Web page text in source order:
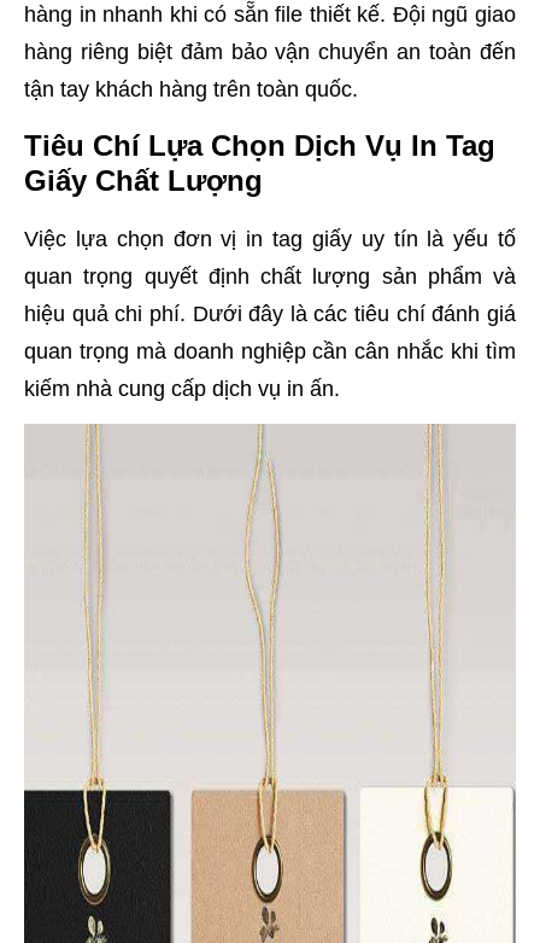
hàng in nhanh khi có sẵn file thiết kế. Đội ngũ giao
hàng riêng biệt đảm bảo vận chuyển an toàn đến
tận tay khách hàng trên toàn quốc.
Tiêu Chí Lựa Chọn Dịch Vụ In Tag
Giấy Chất Lượng
Việc lựa chọn đơn vị in tag giấy uy tín là yếu tố
quan trọng quyết định chất lượng sản phẩm và
hiệu quả chi phí. Dưới đây là các tiêu chí đánh giá
quan trọng mà doanh nghiệp cần cân nhắc khi tìm
kiếm nhà cung cấp dịch vụ in ấn.